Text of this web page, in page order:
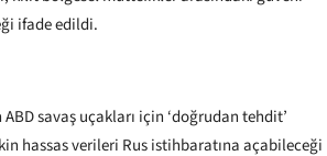
ifade edildi.
savaş uçakları için ‘doğrudan tehdit’
hassas verileri Rus istihbaratına açabileceği